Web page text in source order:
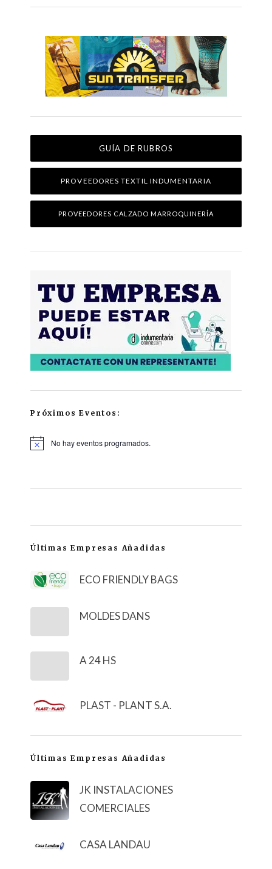
GUÍA DE RUBROS
PROVEEDORES TEXTIL INDUMENTARIA
PROVEEDORES CALZADO MARROQUINERÍA
Próximos Eventos:
No hay eventos programados.
Últimas Empresas Añadidas
ECO FRIENDLY BAGS
MOLDES DANS
A 24 HS
PLAST - PLANT S.A.
Últimas Empresas Añadidas
JK INSTALACIONES
COMERCIALES
CASA LANDAU